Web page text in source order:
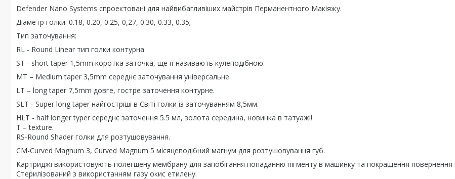
Defender Nano Systems спроектовані для найвибагливіших майстрів Перманентного Макіяжу.
Діаметр голки: 0.18, 0.20, 0.25, 0,27, 0.30, 0.33, 0.35;
Тип заточування:
RL - Round Linear тип голки контурна
ST - short taper 1,5mm коротка заточка, ще її називають кулеподібною.
MT – Medium taper 3,5mm середнє заточування універсальне.
LT – long taper 7,5mm довге, гостре заточення контурне.
SLT - Super long taper найгостріші в Світі голки із заточуванням 8,5мм.
HLT - half longer typer середнє заточення 5.5 мл, золота середина, новинка в татуажі!
T – texture.
RS-Round Shader голки для розтушовування.
CM-Curved Magnum 3, Curved Magnum 5 місяцеподібний магнум для розтушовування губ.
Картриджі використовують полегшену мембрану для запобігання попаданню пігменту в машинку та покращення повернення
Стерилізований з використанням газу окис етилену.